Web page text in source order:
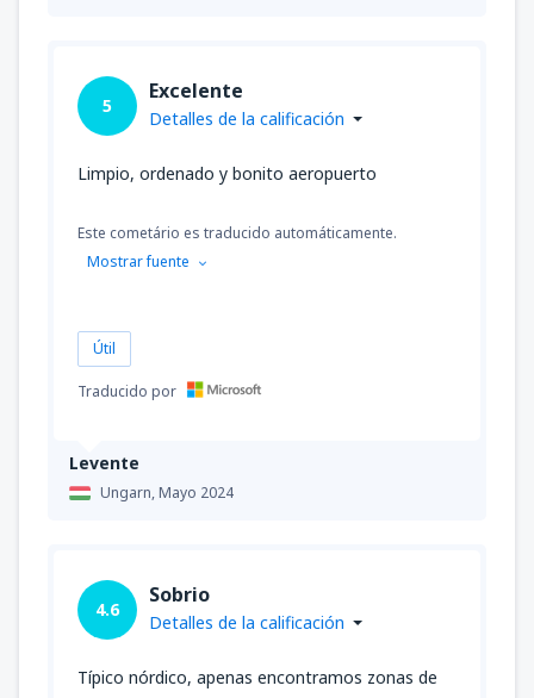
Levente
Ungarn,Mayo 2024
5
Excelente
Detalles de la calificación
Limpio, ordenado y bonito aeropuerto
Este cometário es traducido automáticamente.
Mostrar fuente
Útil
Traducido por
4.6
Sobrio
Detalles de la calificación
Típico nórdico, apenas encontramos zonas de